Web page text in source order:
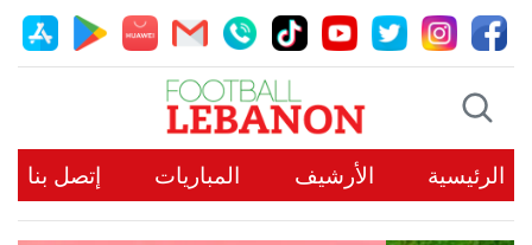
الرئيسية الأرشيف المباريات إتصل بنا